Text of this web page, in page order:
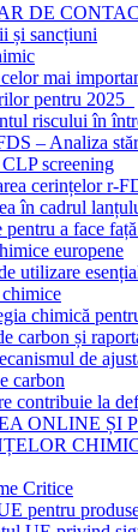
DE
și sancțiuni
mai
pentru 2025
riscului în
– Analiza
screening
cerințelor r-
în cadrul
pentru a face
europene
utilizare
chimice
chimică
carbon și
de
carbon
contribuie la
ONLINE ȘI
Critice
pentru